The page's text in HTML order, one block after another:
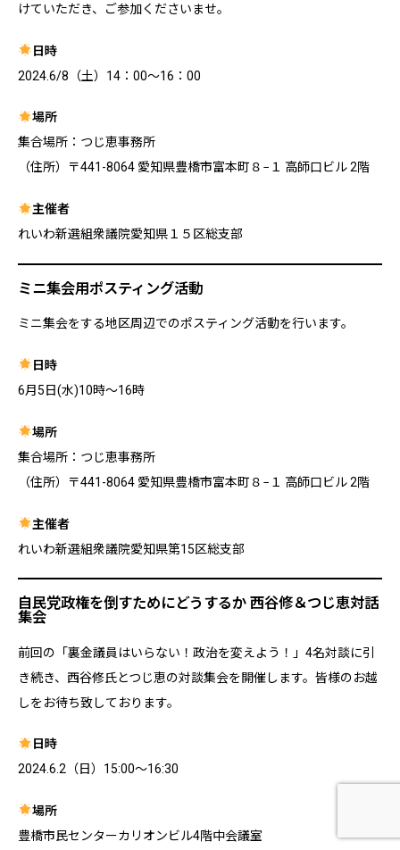
けていただき、ご参加くださいませ。
日時
2024.6/8（土）14：00～16：00
場所
集合場所：つじ恵事務所
（住所）〒441-8064 愛知県豊橋市富本町８−１ 高師口ビル 2階
主催者
れいわ新選組衆議院愛知県１５区総支部
ミニ集会用ポスティング活動
ミニ集会をする地区周辺でのポスティング活動を行います。
日時
6月5日(水)10時～16時
場所
集合場所：つじ恵事務所
（住所）〒441-8064 愛知県豊橋市富本町８−１ 高師口ビル 2階
主催者
れいわ新選組衆議院愛知県第15区総支部
自民党政権を倒すためにどうするか 西谷修＆つじ恵対話
集会
前回の「裏金議員はいらない！政治を変えよう！」4名対談に引
き続き、西谷修氏とつじ恵の対談集会を開催します。皆様のお越
しをお待ち致しております。
日時
2024.6.2（日）15:00～16:30
場所
豊橋市民センターカリオンビル4階中会議室